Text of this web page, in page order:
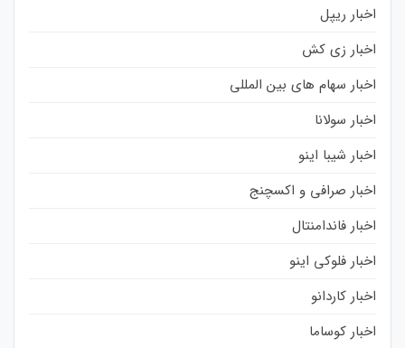
اخبار ریپل
اخبار زی کش
اخبار سهام های بین المللی
اخبار سولانا
اخبار شیبا اینو
اخبار صرافی و اکسچنج
اخبار فاندامنتال
اخبار فلوکی اینو
اخبار کاردانو
اخبار کوساما